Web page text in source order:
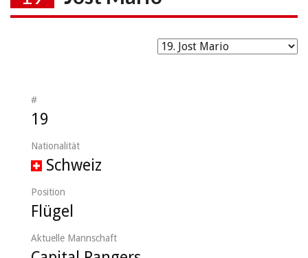
#
19
Nationalität
Schweiz
Position
Flügel
Aktuelle Mannschaft